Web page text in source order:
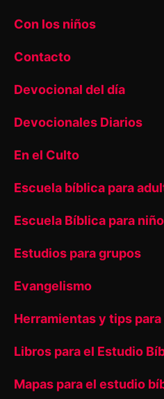
Con los niños
Contacto
Devocional del día
Devocionales Diarios
En el Culto
Escuela bíblica para
Escuela Bíblica para
Estudios para grupos
Evangelismo
Herramientas y tips
Libros para el Estudio
Mapas para el estudio